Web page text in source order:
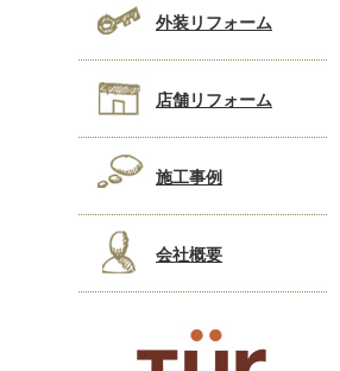
外装リフォーム
店舗リフォーム
施工事例
会社概要